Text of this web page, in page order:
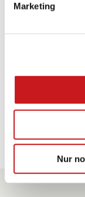
Marketing
Nur